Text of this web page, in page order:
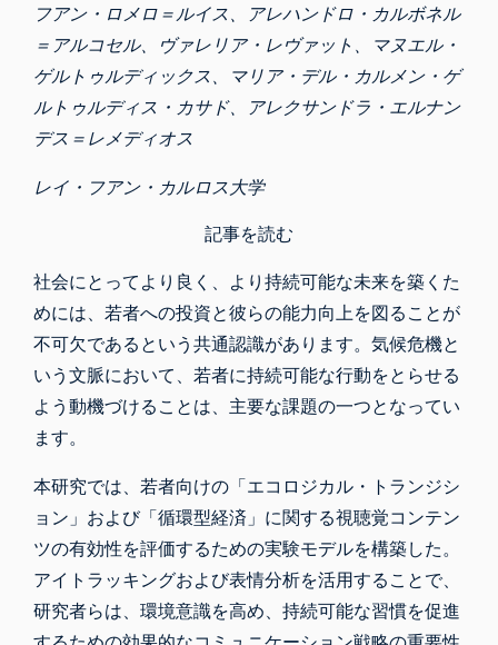
フアン・ロメロ＝ルイス、アレハンドロ・カルボネル
＝アルコセル、ヴァレリア・レヴァット、マヌエル・
ゲルトゥルディックス、マリア・デル・カルメン・ゲ
ルトゥルディス・カサド、アレクサンドラ・エルナン
デス＝レメディオス
レイ・フアン・カルロス大学
記事を読む
社会にとってより良く、より持続可能な未来を築くた
めには、若者への投資と彼らの能力向上を図ることが
不可欠であるという共通認識があります。気候危機と
いう文脈において、若者に持続可能な行動をとらせる
よう動機づけることは、主要な課題の一つとなってい
ます。
本研究では、若者向けの「エコロジカル・トランジシ
ョン」および「循環型経済」に関する視聴覚コンテン
ツの有効性を評価するための実験モデルを構築した。
アイトラッキングおよび表情分析を活用することで、
研究者らは、環境意識を高め、持続可能な習慣を促進